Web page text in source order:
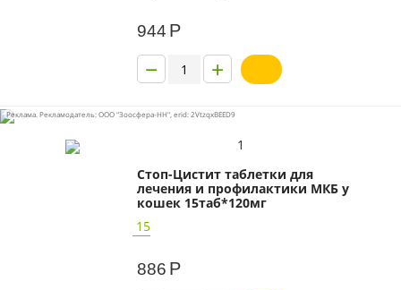
944 Р
+
−
Реклама. Рекламодатель: ООО "Зоосфера-НН", erid: 2VtzqxBEED9
1
Стоп-Цистит таблетки для
лечения и профилактики МКБ у
кошек 15таб*120мг
15
886 Р